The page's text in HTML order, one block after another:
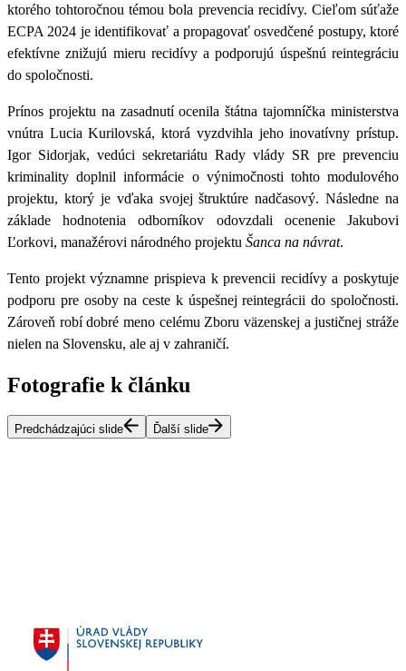
ktorého tohtoročnou témou bola prevencia recidívy. Cieľom súťaže
ECPA 2024 je identifikovať a propagovať osvedčené postupy, ktoré
efektívne znižujú mieru recidívy a podporujú úspešnú reintegráciu
do spoločnosti.
Prínos projektu na zasadnutí ocenilaštátna tajomníčka ministerstva
vnútra Lucia Kurilovská, ktorá vyzdvihla jeho inovatívny prístup.
Igor Sidorjak, vedúci sekretariátu Rady vlády SR pre prevenciu
kriminalitydoplnil informácie o výnimočnosti tohto modulového
projektu, ktorý je vďaka svojej štruktúre nadčasový. Následne na
základe hodnotenia odborníkov odovzdali ocenenie Jakubovi
Ľorkovi, manažérovi národného projektu Šanca na návrat.
Tento projekt významne prispieva k prevencii recidívy a poskytuje
podporu pre osoby na ceste k úspešnej reintegrácii do spoločnosti.
Zároveň robí dobré meno celému Zboru väzenskej a justičnej stráže
nielen na Slovensku, ale aj v zahraničí.
Fotografie k článku
Predchádzajúci slide Ďalší slide